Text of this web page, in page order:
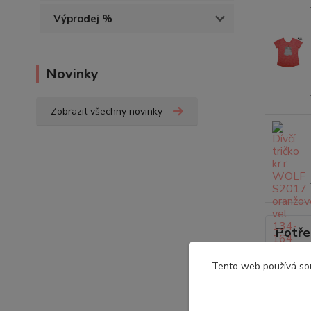
Výprodej %
Novinky
Zobrazit všechny novinky
Tento web používá